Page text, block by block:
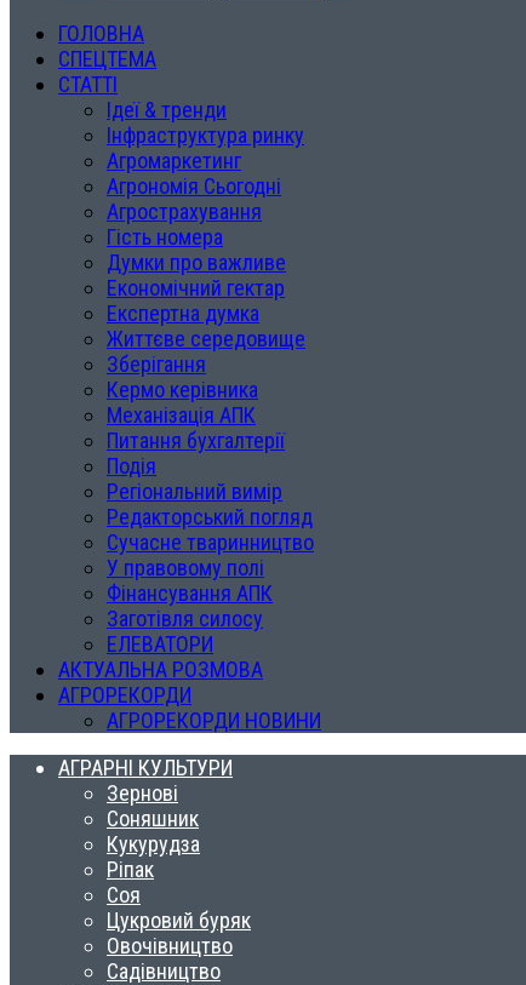
ГОЛОВНА
СПЕЦТЕМА
СТАТТІ
Ідеї & тренди
Інфраструктура ринку
Агромаркетинг
Агрономія Сьогодні
Агрострахування
Гість номера
Думки про важливе
Економічний гектар
Експертна думка
Життєве середовище
Зберігання
Кермо керівника
Механізація АПК
Питання бухгалтерії
Подія
Регіональний вимір
Редакторський погляд
Сучасне тваринництво
У правовому полі
Фінансування АПК
Заготівля силосу
ЕЛЕВАТОРИ
АКТУАЛЬНА РОЗМОВА
АГРОРЕКОРДИ
АГРОРЕКОРДИ НОВИНИ
АГРАРНІ КУЛЬТУРИ
Зернові
Соняшник
Кукурудза
Ріпак
Соя
Цукровий буряк
Овочівництво
Садівництво